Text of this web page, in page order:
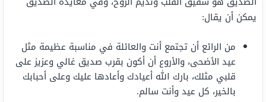
يمكن أن يقال:
من الرائع أن تجتمع أنت والعائلة في مناسبة عظيمة مثل
عيد الأضحى، والأروع أن أكون بقرب صديق غالي وعزيز على
قلبي مثلك، بارك الله أعيادك وأعادها عليك وعلى أحبابك
بالخير، كل عيد وأنت سالم.